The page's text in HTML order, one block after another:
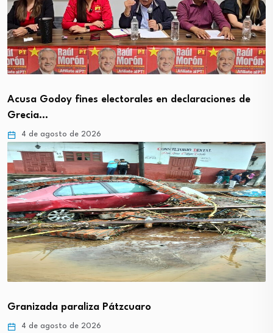
Acusa Godoy fines electorales en declaraciones de
Grecia…
4 de agosto de 2026
Granizada paraliza Pátzcuaro
4 de agosto de 2026